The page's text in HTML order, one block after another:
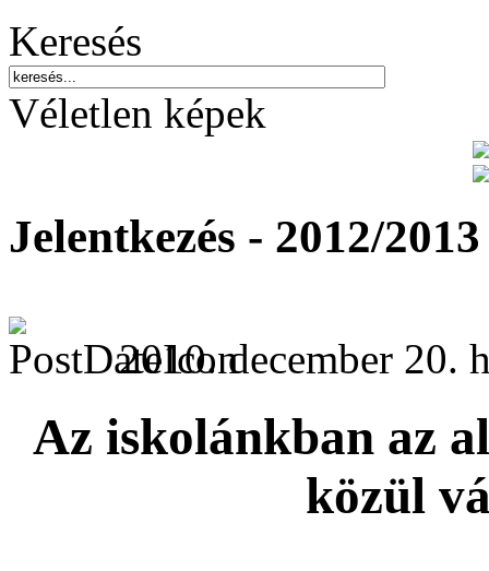
Keresés
Véletlen képek
Jelentkezés - 2012/2013
2010. december 20.
Az iskolánkban az
közül